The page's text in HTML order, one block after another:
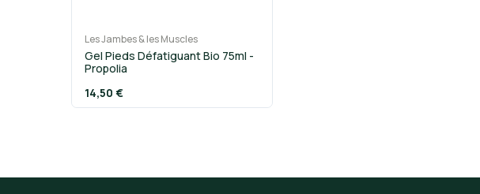
Les Jambes & les Muscles
Gel Pieds Défatiguant Bio 75ml -
Propolia
14,50 €